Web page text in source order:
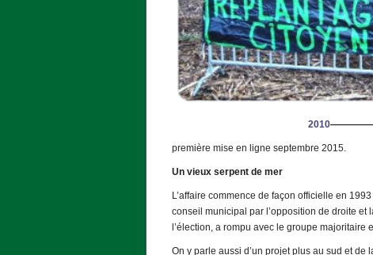
2010
première mise en ligne septembre 2015.
Un vieux serpent de mer
L’affaire commence de façon officielle en
conseil municipal par l’opposition de droite
l’élection, a rompu avec le groupe majoritaire
On y parle aussi d’un projet plus au sud et de